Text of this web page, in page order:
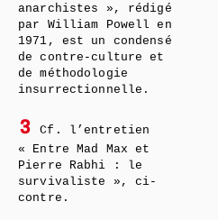
anarchistes », rédigé
par William Powell en
1971, est un condensé
de contre-culture et
de méthodologie
insurrectionnelle.
3
Cf. l’entretien
« Entre Mad Max et
Pierre Rabhi : le
survivaliste », ci-
contre.